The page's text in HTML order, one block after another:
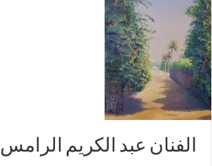
الفنان عبد الكريم الرامس